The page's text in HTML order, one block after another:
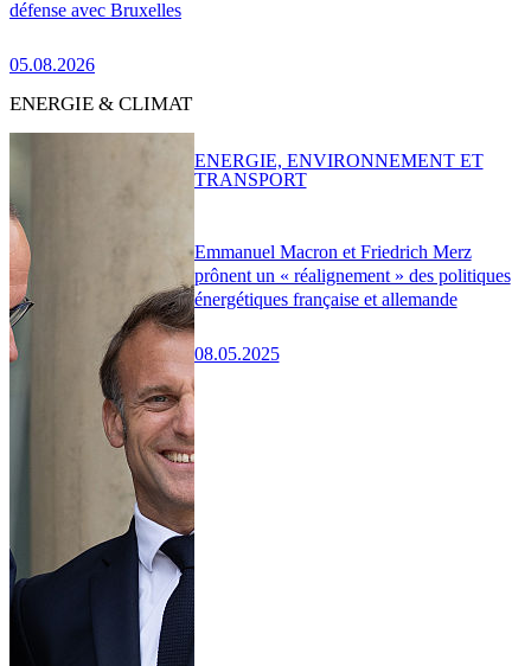
défense avec Bruxelles
05.08.2026
ENERGIE & CLIMAT
Emmanuel Macron et Friedrich Merz
prônent un « réalignement » des politiques
énergétiques française et allemande
08.05.2025
ENERGIE, ENVIRONNEMENT ET
TRANSPORT